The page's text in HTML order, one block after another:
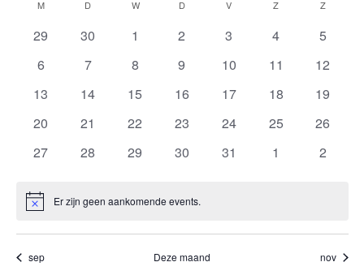
datum.
Kalender
van
M MAANDAGD DINSDAGWWOENSDAG
DDONDERDAG
V Z ZATERDAG
ZZONDAG
0
29
0
30
0
1
0
2
0
3
0
4
0
5
0
6
0
7
0
8
0
9
0
10
0
11
0
12
0
13
0
14
0
15
0
16
0
17
0
18
0
19
0
20
0
21
0
22
0
23
0
24
0
25
0
26
0
27
0
28
0
29
0
30
0
31
0
1
0
2
Notice Er zijn geen aankomende events.
sep Deze maand nov